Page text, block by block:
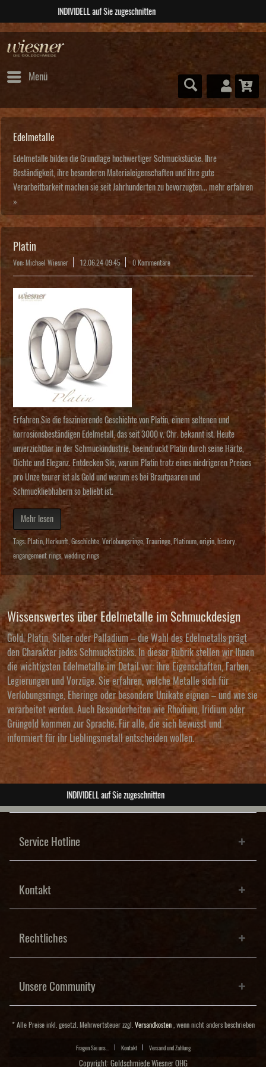
ABSOLUTE Unikate
Menü
Edelmetalle
Edelmetalle bilden die Grundlage hochwertiger Schmuckstücke. Ihre
Beständigkeit, ihre besonderen Materialeigenschaften und ihre gute
Verarbeitbarkeit machen sie seit Jahrhunderten zu bevorzugten... mehr erfahren
»
Platin
Von: Michael Wiesner 12.06.24 09:45 0 Kommentare
Erfahren Sie die faszinierende Geschichte von Platin, einem seltenen und
korrosionsbeständigen Edelmetall, das seit 3000 v. Chr. bekannt ist. Heute
unverzichtbar in der Schmuckindustrie, beeindruckt Platin durch seine Härte,
Dichte und Eleganz. Entdecken Sie, warum Platin trotz eines niedrigeren Preises
pro Unze teurer ist als Gold und warum es bei Brautpaaren und
Schmuckliebhabern so beliebt ist.
Mehr lesen
Tags: Platin Herkunft Geschichte Verlobungsringe Trauringe Platinum origin history
engangement rings, wedding rings
Wissenswertes über Edelmetalle im Schmuckdesign
Gold, Platin, Silber oder Palladium – die Wahl des Edelmetalls prägt
den Charakter jedes Schmuckstücks. In dieser Rubrik stellen wir Ihnen
die wichtigsten Edelmetalle im Detail vor: ihre Eigenschaften, Farben,
Legierungen und Vorzüge. Sie erfahren, welche Metalle sich für
Verlobungsringe, Eheringe oder besondere Unikate eignen – und wie sie
verarbeitet werden. Auch Besonderheiten wie Rhodium, Iridium oder
Grüngold kommen zur Sprache. Für alle, die sich bewusst und
informiert für ihr Lieblingsmetall entscheiden wollen.
ABSOLUTE Unikate
Service Hotline
Kontakt
Rechtliches
Unsere Community
* Alle Preise inkl. gesetzl. Mehrwertsteuer zzgl. Versandkosten, wenn nicht anders beschrieben
Fragen Sie uns... Kontakt Versand und Zahlung
Copyright: Goldschmiede Wiesner OHG